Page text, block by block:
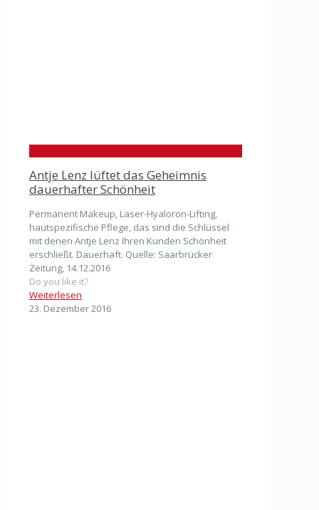
Antje Lenz lüftet das Geheimnis
dauerhafter Schönheit
Permanent Makeup, Laser-Hyaloron-Lifting,
hautspezifische Pflege, das sind die Schlüssel
mit denen Antje Lenz Ihren Kunden Schönheit
erschließt. Dauerhaft. Quelle: Saarbrücker
Zeitung, 14.12.2016
Do you like it?
Weiterlesen
23. Dezember 2016